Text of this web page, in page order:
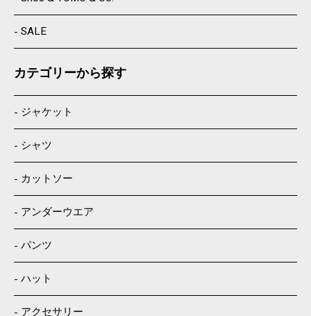
SALE
カテゴリーから探す
ジャケット
シャツ
カットソー
アンダーウエア
パンツ
ハット
アクセサリー